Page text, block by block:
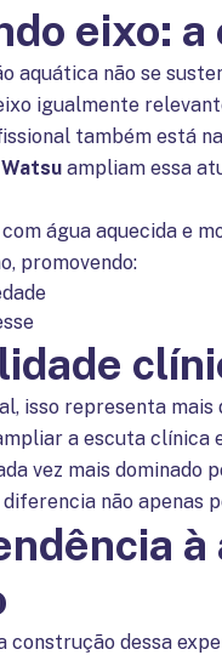
eixo:
aquática não se
igualmente
também está
Watsu ampliam essa
água aquecida e
promovendo:
isso representa mais
a escuta clínica
vez mais
não apenas
construção dessa